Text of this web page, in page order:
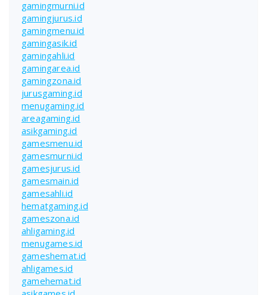
gamingmurni.id
gamingjurus.id
gamingmenu.id
gamingasik.id
gamingahli.id
gamingarea.id
gamingzona.id
jurusgaming.id
menugaming.id
areagaming.id
asikgaming.id
gamesmenu.id
gamesmurni.id
gamesjurus.id
gamesmain.id
gamesahli.id
hematgaming.id
gameszona.id
ahligaming.id
menugames.id
gameshemat.id
ahligames.id
gamehemat.id